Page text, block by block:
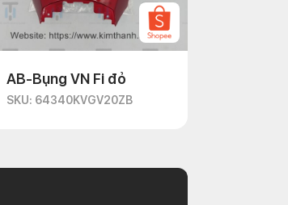
AB-Bụng VN Fi đỏ
SKU: 64340KVGV20ZB